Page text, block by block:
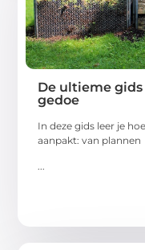
De ultieme
gedoe
In deze gids leer je
aanpakt: van plannen
...